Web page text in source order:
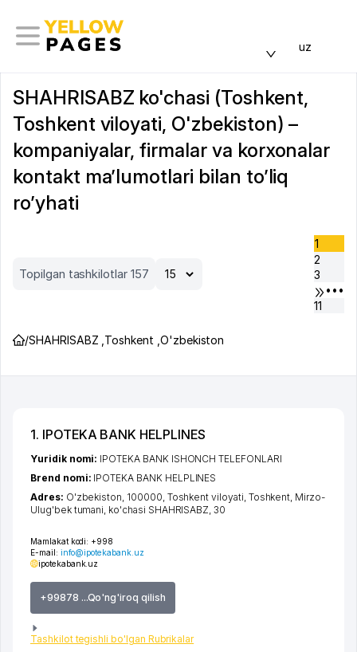
uz
SHAHRISABZ ko'chasi (Toshkent,
Toshkent viloyati, O'zbekiston) –
kompaniyalar, firmalar va korxonalar
kontakt ma’lumotlari bilan to’liq
ro’yhati
Topilgan tashkilotlar 157
1
2
3
•••
11
/SHAHRISABZ Toshkent O'zbekiston
1. IPOTEKA BANK HELPLINES
Mamlakat kodi: +998
E-mail: info@ipotekabank.uz
ipotekabank.uz
+99878 ...Qo'ng'iroq qilish
Tashkilot tegishli bo'lgan Rubrikalar
Yuridik nomi: IPOTEKA BANK ISHONCH TELEFONLARI
Brend nomi: IPOTEKA BANK HELPLINES
Adres: O'zbekiston, 100000, Toshkent viloyati Toshkent Mirzo-
Ulug'bek tumani ko'chasi SHAHRISABZ , 30